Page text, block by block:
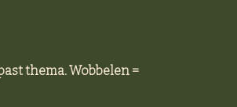
thema. Wobbelen =